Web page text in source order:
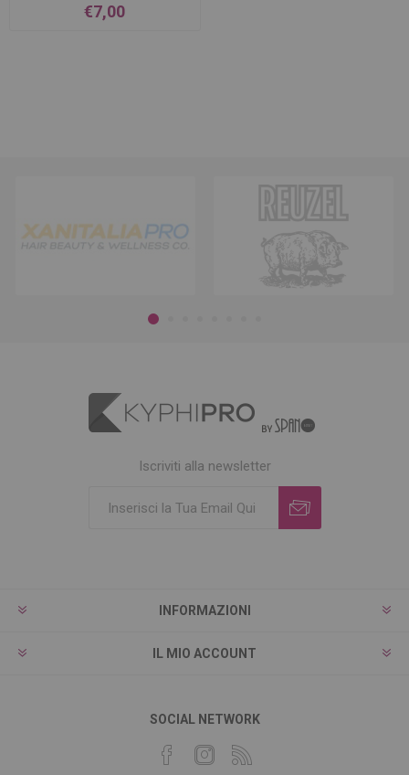
€7,00
Iscriviti alla newsletter
INFORMAZIONI
IL MIO ACCOUNT
SOCIAL NETWORK